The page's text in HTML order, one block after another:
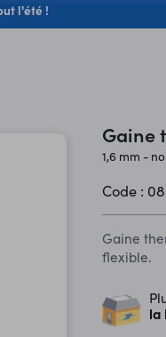
l'été !
1,6 mm -
Code :
Gaine
flexible.
la